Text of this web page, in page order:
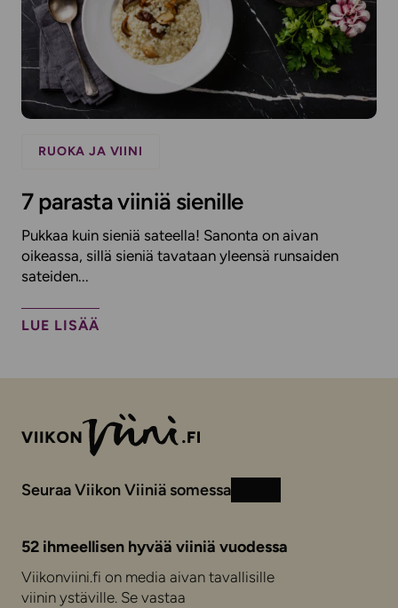
RUOKA JA VIINI
7 parasta viiniä sienille
Pukkaa kuin sieniä sateella! Sanonta on aivan
oikeassa, sillä sieniä tavataan yleensä runsaiden
sateiden...
LUE LISÄÄ
Seuraa Viikon Viiniä somessa
52 ihmeellisen hyvää viiniä vuodessa
Viikonviini.fi on media aivan tavallisille
viinin ystäville. Se vastaa